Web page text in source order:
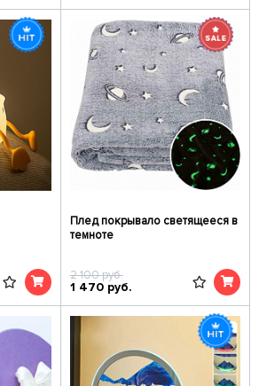
Плед покрывало светящееся в
темноте
2 100руб.
1 470 руб.